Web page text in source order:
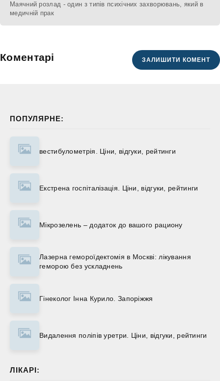
ПОПУЛЯРНЕ:
вестибулометрія. Ціни, відгуки, рейтинги
Екстрена госпіталізація. Ціни, відгуки, рейтинги
Мікрозелень – додаток до вашого рациону
Лазерна гемороїдектомія в Москві: лікування
геморою без ускладнень
Гінеколог Інна Курило. Запоріжжя
Видалення поліпів уретри. Ціни, відгуки, рейтинги
ЛІКАРІ:
Маячний розлад - один з типів психічних захворювань, який в
медичній прак
Коментарі ЗАЛИШИТИ КОМЕНТ